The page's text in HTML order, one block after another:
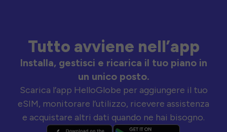
Tutto avviene nell’app
Installa, gestisci e ricarica il tuo piano in
un unico posto.
Scarica l’app HelloGlobe per aggiungere il tuo
eSIM, monitorare l’utilizzo, ricevere assistenza
e acquistare altri dati quando ne hai bisogno.